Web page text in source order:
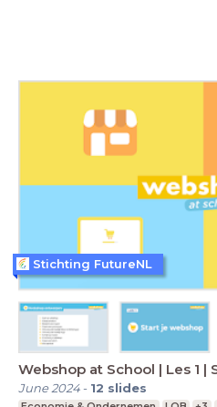
Webshop at School | Les 1 |
June 2024- 12 slides
Stichting FutureNL